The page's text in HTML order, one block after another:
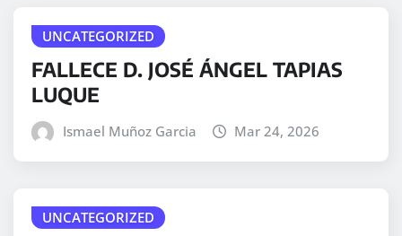
UNCATEGORIZED
FALLECE D. JOSÉ ÁNGEL TAPIAS
LUQUE
Ismael Muñoz Garcia Mar 24, 2026
UNCATEGORIZED